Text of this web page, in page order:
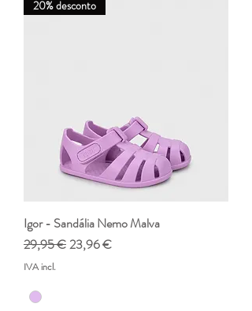
20% desconto
Igor - Sandália Nemo Malva
Preço normal
29,95 €Preço promocional
23,96 €
IVA incl.